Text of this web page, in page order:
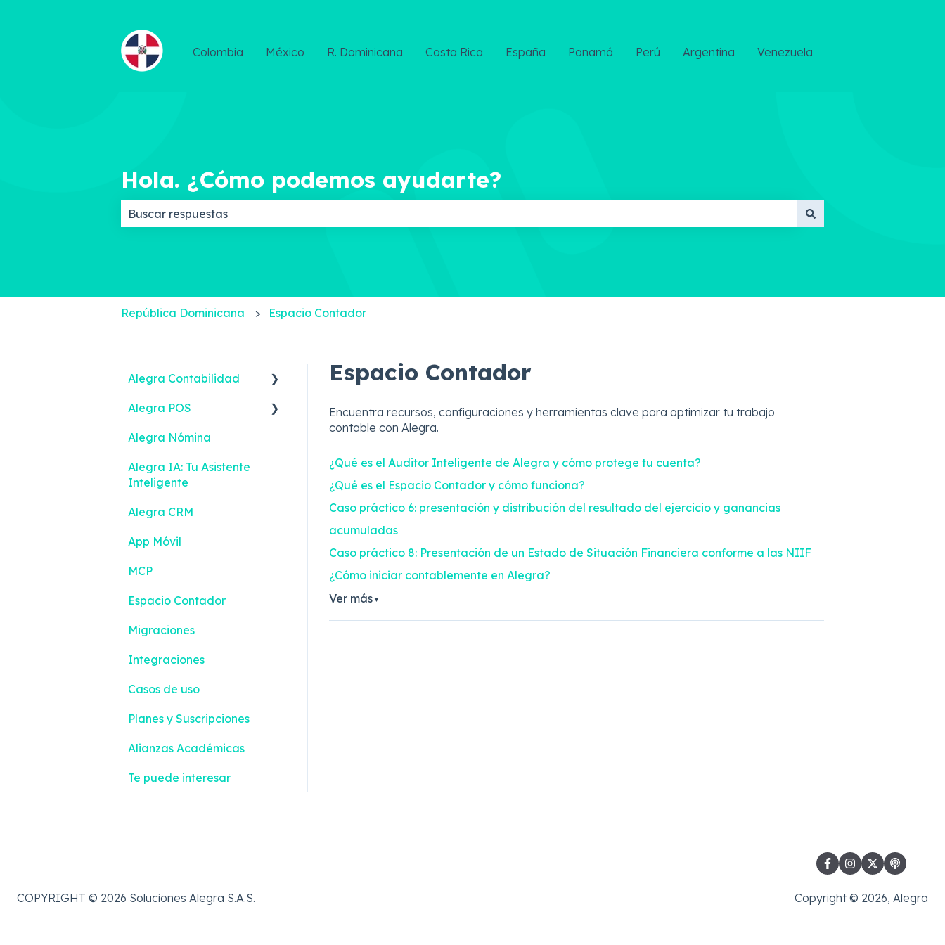
Colombia México R. Dominicana Costa Rica España Panamá Perú Argentina Venezuela
Hola. ¿Cómo podemos ayudarte?
República Dominicana Espacio Contador
Espacio Contador
Encuentra recursos, configuraciones y herramientas clave para optimizar tu trabajo
contable con Alegra.
¿Qué es el Auditor Inteligente de Alegra y cómo protege tu cuenta?
¿Qué es el Espacio Contador y cómo funciona?
Caso práctico 6: presentación y distribución del resultado del ejercicio y ganancias
acumuladas
Caso práctico 8: Presentación de un Estado de Situación Financiera conforme a las NIIF
¿Cómo iniciar contablemente en Alegra?
Ver más▼
Alegra Contabilidad
Facturación Electrónica
Ingresos
Gastos
Retenciones
Alegra POS
Facturar
Facturación Electrónica
Alegra Nómina
Alegra IA: Tu Asistente
Inteligente
Alegra CRM
App Móvil
MCP
Espacio Contador
Migraciones
Integraciones
Casos de uso
Planes y Suscripciones
Alianzas Académicas
Te puede interesar
COPYRIGHT © 2026 Soluciones Alegra S.A.S. Copyright © 2026, Alegra